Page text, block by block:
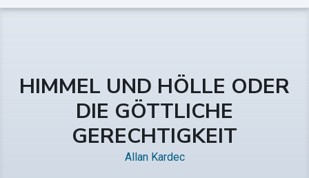
HIMMEL UND HÖLLE ODER
DIE GÖTTLICHE
GERECHTIGKEIT
Allan Kardec